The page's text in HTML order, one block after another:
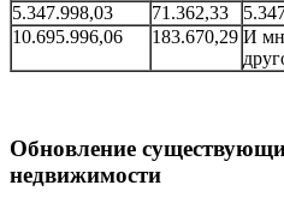
5.347.998,03
71.362,33
10.695.996,06
183.670,29 И
Обновление
недвижимости